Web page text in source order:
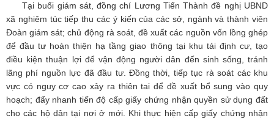
Tại buổi giám sát, đồng chí Lương Tiến Thành đề nghị UBND
xã nghiêm túc tiếp thu các ý kiến của các sở, ngành và thành viên
Đoàn giám sát; chủ động rà soát, đề xuất các nguồn vốn lồng ghép
để đầu tư hoàn thiện hạ tầng giao thông tại khu tái định cư, tạo
điều kiện thuận lợi để vận động người dân đến sinh sống, tránh
lãng phí nguồn lực đã đầu tư. Đồng thời, tiếp tục rà soát các khu
vực có nguy cơ cao xảy ra thiên tai để đề xuất bổ sung vào quy
hoạch; đẩy nhanh tiến độ cấp giấy chứng nhận quyền sử dụng đất
cho các hộ dân tại nơi ở mới. Khi thực hiện cấp giấy chứng nhận